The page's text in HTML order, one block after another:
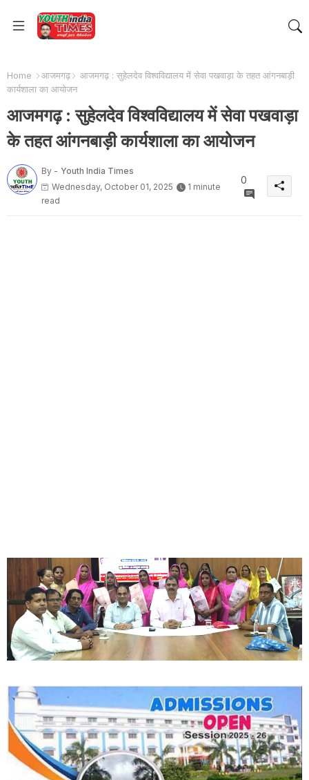
Home आजमगढ़
आजमगढ़ : सुहेलदेव विश्वविद्यालय में सेवा पखवाड़ा के तहत आंगनबाड़ी
कार्यशाला का आयोजन
आजमगढ़ : सुहेलदेव विश्वविद्यालय में सेवा पखवाड़ा
के तहत आंगनबाड़ी कार्यशाला का आयोजन
By - Youth India Times
Wednesday, October 01, 2025
1 minute
read
0